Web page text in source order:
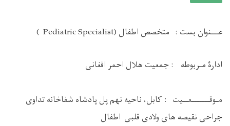
عـــنوان بست : متخصص اطفال (Pediatric Specialist )
ادارۀ مـربوطه : جمعیت هلال احمر افغانی
مـوقـــــــعــيت : کابل، ناحیه نهم پل پادشاه شفاخانه تداوی
جراحی نقیصه های ولادی قلبی اطفال